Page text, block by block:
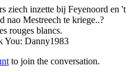
ziech inzette bij Feyenoord en 't
nao Mestreech te kriege..?
rouges blancs.
You: Danny1983
to join the conversation.